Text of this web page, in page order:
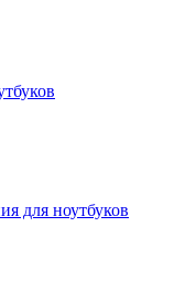
для ноутбуков